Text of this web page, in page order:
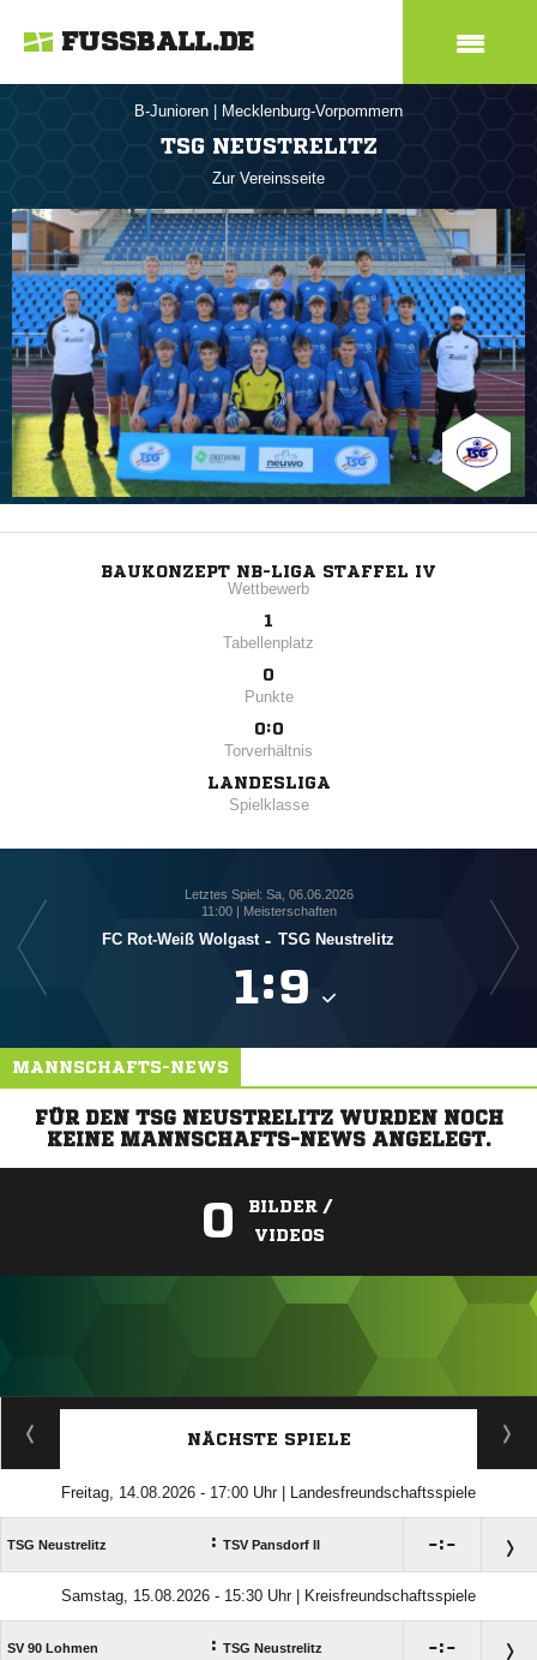
FUSSBALL.DE
B-Junioren Mecklenburg-Vorpommern
TSG NEUSTRELITZ
Zur Vereinsseite
BAUKONZEPT NB-LIGA STAFFEL IV
Wettbewerb
1
Tabellenplatz
0
Punkte
0:0
Torverhältnis
LANDESLIGA
Spielklasse
Letztes Spiel: Sa, 06.06.2026
11:00 | Meisterschaften
FC Rot-Weiß Wolgast - TSG Neustrelitz
:
MANNSCHAFTS-NEWS
FÜR DEN TSG NEUSTRELITZ WURDEN NOCH
KEINE MANNSCHAFTS-NEWS ANGELEGT.
0
BILDER /
VIDEOS
ANZEIGE
NÄCHSTE SPIELE
Freitag, 14.08.2026 - 17:00 Uhr | Landesfreundschaftsspiele
TSG Neustrelitz : TSV Pansdorf II :
Samstag, 15.08.2026 - 15:30 Uhr | Kreisfreundschaftsspiele
SV 90 Lohmen : TSG Neustrelitz :